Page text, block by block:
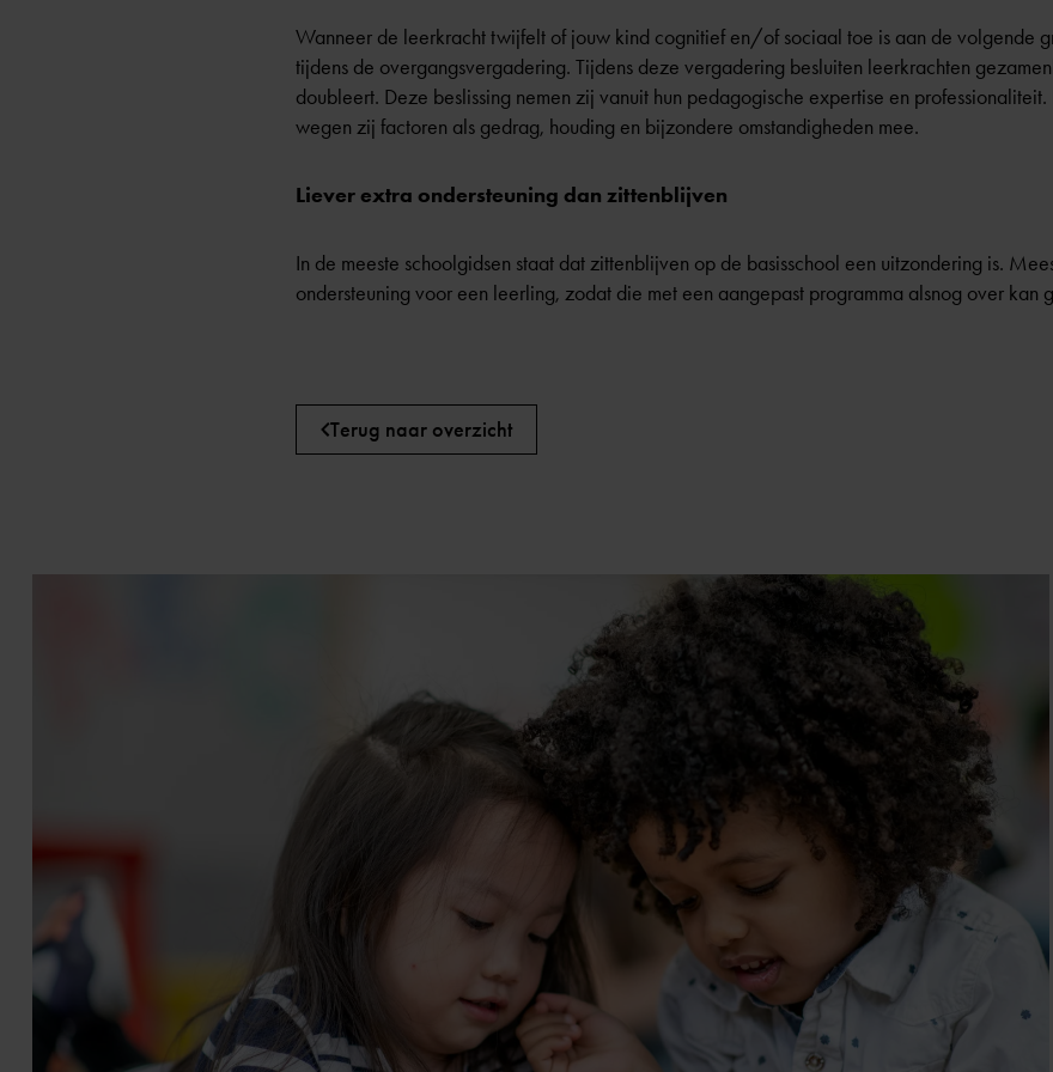
Wanneer de leerkracht twijfelt of jouw kind cognitief en/of sociaal toe is aan de volgende
tijdens de overgangsvergadering. Tijdens deze vergadering besluiten leerkrachten
doubleert. Deze beslissing nemen zij vanuit hun pedagogische expertise en
wegen zij factoren als gedrag, houding en bijzondere omstandigheden mee.
Liever extra ondersteuning dan zittenblijven
In de meeste schoolgidsen staat dat zittenblijven op de basisschool een uitzondering is.
ondersteuning voor een leerling, zodat die met een aangepast programma alsnog over kan
Terug naar overzicht